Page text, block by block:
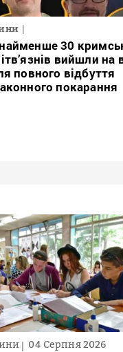
30
вийшли на
повного відбуття
покарання
04 Серпня 2026